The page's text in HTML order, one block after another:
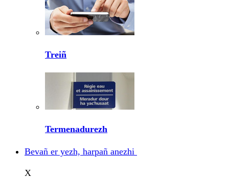
Treiñ
Termenadurezh
Bevañ er yezh, harpañ anezhi
X